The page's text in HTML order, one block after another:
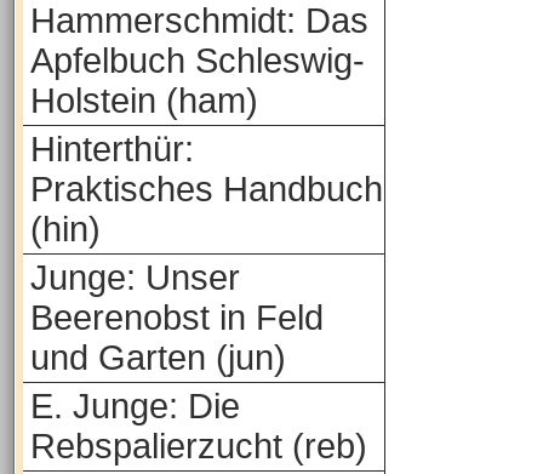
Hammerschmidt: Das
Apfelbuch Schleswig-
Holstein (ham)
Hinterthür:
Praktisches Handbuch
(hin)
Junge: Unser
Beerenobst in Feld
und Garten (jun)
E. Junge: Die
Rebspalierzucht (reb)